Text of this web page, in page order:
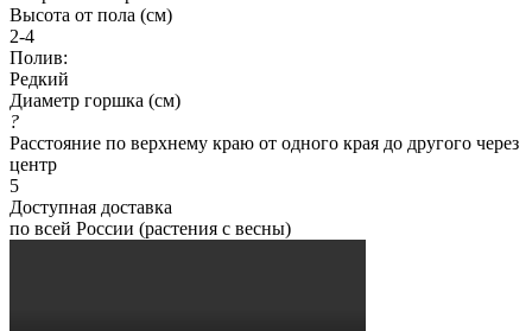
Высота от пола (см)
2-4
Полив:
Редкий
Диаметр горшка (см)
?
Расстояние по верхнему краю от одного края до другого через
центр
5
Доступная доставка
по всей России (растения с весны)